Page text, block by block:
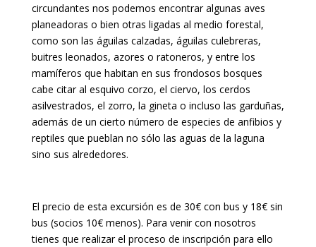
circundantes nos podemos encontrar algunas aves
planeadoras o bien otras ligadas al medio forestal,
como son las águilas calzadas, águilas culebreras,
buitres leonados, azores o ratoneros, y entre los
mamíferos que habitan en sus frondosos bosques
cabe citar al esquivo corzo, el ciervo, los cerdos
asilvestrados, el zorro, la gineta o incluso las garduñas,
además de un cierto número de especies de anfibios y
reptiles que pueblan no sólo las aguas de la laguna
sino sus alrededores.
El precio de esta excursión es de 30€ con bus y 18€ sin
bus (socios 10€ menos). Para venir con nosotros
tienes que realizar el proceso de inscripción para ello